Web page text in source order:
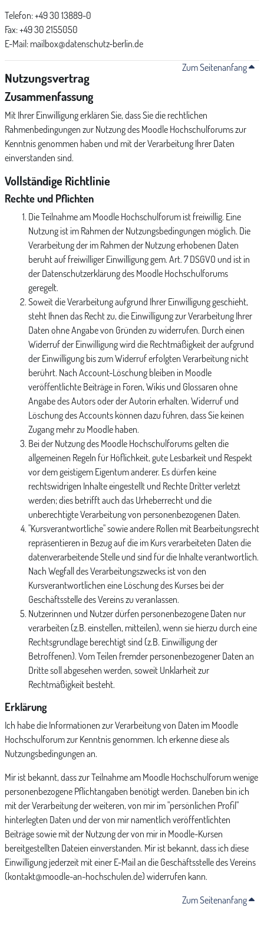
Telefon: +49 30 13889-0
Fax: +49 30 2155050
E-Mail: mailbox@datenschutz-berlin.de
Zum Seitenanfang
Nutzungsvertrag
Zusammenfassung
Mit Ihrer Einwilligung erklären Sie, dass Sie die rechtlichen
Rahmenbedingungen zur Nutzung des Moodle Hochschulforums zur
Kenntnis genommen haben und mit der Verarbeitung Ihrer Daten
einverstanden sind.
Vollständige Richtlinie
Rechte und Pflichten
Die Teilnahme am Moodle Hochschulforum ist freiwillig. Eine
Nutzung ist im Rahmen der Nutzungsbedingungen möglich. Die
Verarbeitung der im Rahmen der Nutzung erhobenen Daten
beruht auf freiwilliger Einwilligung gem. Art. 7 DSGVO und ist in
der Datenschutzerklärung des Moodle Hochschulforums
geregelt.
Soweit die Verarbeitung aufgrund Ihrer Einwilligung geschieht,
steht Ihnen das Recht zu, die Einwilligung zur Verarbeitung Ihrer
Daten ohne Angabe von Gründen zu widerrufen. Durch einen
Widerruf der Einwilligung wird die Rechtmäßigkeit der aufgrund
der Einwilligung bis zum Widerruf erfolgten Verarbeitung nicht
berührt. Nach Account-Löschung bleiben in Moodle
veröffentlichte Beiträge in Foren, Wikis und Glossaren ohne
Angabe des Autors oder der Autorin erhalten. Widerruf und
Löschung des Accounts können dazu führen, dass Sie keinen
Zugang mehr zu Moodle haben.
Bei der Nutzung des Moodle Hochschulforums gelten die
allgemeinen Regeln für Höflichkeit, gute Lesbarkeit und Respekt
vor dem geistigem Eigentum anderer. Es dürfen keine
rechtswidrigen Inhalte eingestellt und Rechte Dritter verletzt
werden; dies betrifft auch das Urheberrecht und die
unberechtigte Verarbeitung von personenbezogenen Daten.
"Kursverantwortliche" sowie andere Rollen mit Bearbeitungsrecht
repräsentieren in Bezug auf die im Kurs verarbeiteten Daten die
datenverarbeitende Stelle und sind für die Inhalte verantwortlich.
Nach Wegfall des Verarbeitungszwecks ist von den
Kursverantwortlichen eine Löschung des Kurses bei der
Geschäftsstelle des Vereins zu veranlassen.
Nutzerinnen und Nutzer dürfen personenbezogene Daten nur
verarbeiten (z.B. einstellen, mitteilen), wenn sie hierzu durch eine
Rechtsgrundlage berechtigt sind (z.B. Einwilligung der
Betroffenen). Vom Teilen fremder personenbezogener Daten an
Dritte soll abgesehen werden, soweit Unklarheit zur
Rechtmäßigkeit besteht.
Erklärung
Ich habe die Informationen zur Verarbeitung von Daten im Moodle
Hochschulforum zur Kenntnis genommen. Ich erkenne diese als
Nutzungsbedingungen an.
Mir ist bekannt, dass zur Teilnahme am Moodle Hochschulforum wenige
personenbezogene Pflichtangaben benötigt werden. Daneben bin ich
mit der Verarbeitung der weiteren, von mir im "persönlichen Profil"
hinterlegten Daten und der von mir namentlich veröffentlichten
Beiträge sowie mit der Nutzung der von mir in Moodle-Kursen
bereitgestellten Dateien einverstanden. Mir ist bekannt, dass ich diese
Einwilligung jederzeit mit einer E-Mail an die Geschäftsstelle des Vereins
(kontakt@moodle-an-hochschulen.de) widerrufen kann.
Zum Seitenanfang